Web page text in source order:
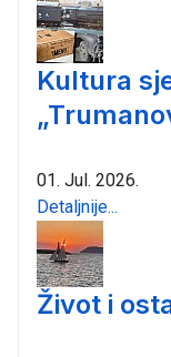
Kultura
01. Jul. 2026.
Detaljnije...
Život i